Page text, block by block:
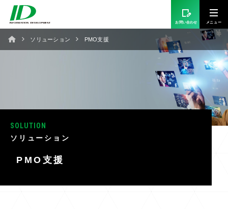
お問い合わせ
ソリューション PMO支援
SOLUTION
ソリューション
PMO支援